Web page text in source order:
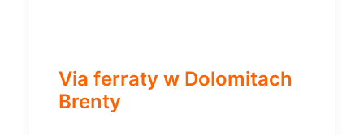
Via ferraty w Dolomitach
Brenty